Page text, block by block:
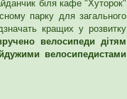
біля кафе "Хуторок"
парку для загального
кращих у розвитку
велосипеди дітям
велосипедистами